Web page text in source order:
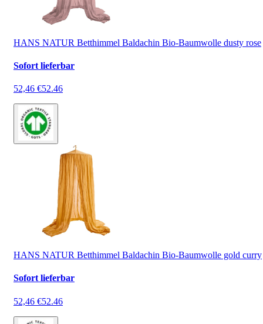
HANS NATUR Betthimmel Baldachin Bio-Baumwolle dusty rose
Sofort lieferbar
52,46 €52.46
HANS NATUR Betthimmel Baldachin Bio-Baumwolle gold curry
Sofort lieferbar
52,46 €52.46